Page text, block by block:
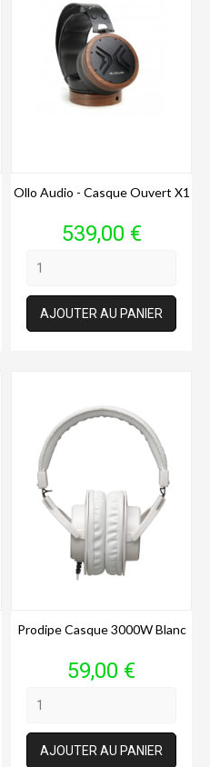
Ollo Audio - Casque Ouvert X1
Prix
539,00 €
AJOUTER AU PANIER
Prodipe Casque 3000W Blanc
Prix
59,00 €
AJOUTER AU PANIER